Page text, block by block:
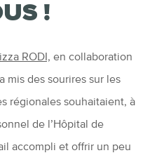
!
izza RODI, en collaboration
mis des sourires sur les
régionales souhaitaient, à
de l’Hôpital de
accompli et offrir un peu